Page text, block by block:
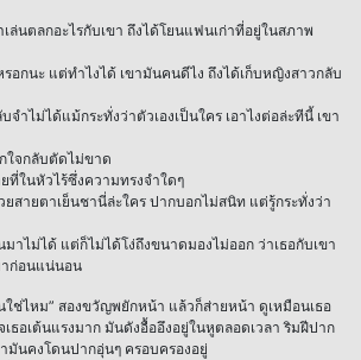
ล่นตลกอะไรกับเขา ถึงได้โยนแฟนเก่าที่อยู่ในสภาพ
กนะ แต่ทำไงได้ เขามันคนดีไง ถึงได้เก็บหญิงสาวกลับ
ไม่ได้แม้กระทั่งว่าตัวเองเป็นใคร เอาไงต่อล่ะทีนี้ เขา
จกลับตัดไม่ขาด
ในหัวไร้ซึ่งความทรงจำใดๆ
ายตาเย็นชานี่ล่ะใคร ปากบอกไม่สนิท แต่รู้กระทั่งว่า
าไม่ได้ แต่ก็ไม่ได้โง่ถึงขนาดมองไม่ออก ว่าเธอกับเขา
ก่อนแน่นอน
ใช่ไหม” สองขวัญพยักหน้า แล้วก็ส่ายหน้า ดูเหมือนเธอ
เธอเต้นแรงมาก มันดังอื้ออึงอยู่ในหูตลอดเวลา ริมฝีปาก
มันคงโดนปากอุ่นๆ ครอบครองอยู่